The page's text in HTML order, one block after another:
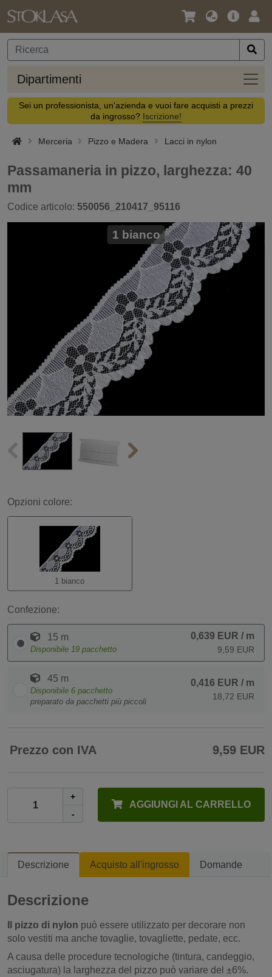
Lingua
Valuta
Offerta
Dipartimenti
Sei un professionista, un'azienda e vuoi fare acquisti a prezzi
da ingrosso? Iscrizione!
Merceria Pizzo e Madera Lacci in nylon
Passamaneria in pizzo, larghezza: 40
mm
Codice articolo: 550056_210417_95116
1 bianco
Opzioni colore:
1 bianco
Confezione:
15 m
Disponibile 19 pacchetto
0,639 EUR / m
9,59 EUR
45 m
Disponibile 6 pacchetto
preparato da pacchetti più piccoli
0,416 EUR / m
18,72 EUR
Prezzo con IVA 9,59 EUR
+
-
AGGIUNGI AL CARRELLO
Descrizione Acquisto all'ingrosso Domande
Descrizione
Il pizzo di nylon può essere utilizzato per decorare non
solo vestiti ma anche tovaglie, tovagliette, pedate, ecc.
A causa delle procedure tecnologiche (tintura, candeggio,
asciugatura) la larghezza del pizzo può variare del ±6%.